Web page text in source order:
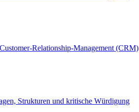
Relationship-Management (CRM)
Strukturen und kritische Würdigung